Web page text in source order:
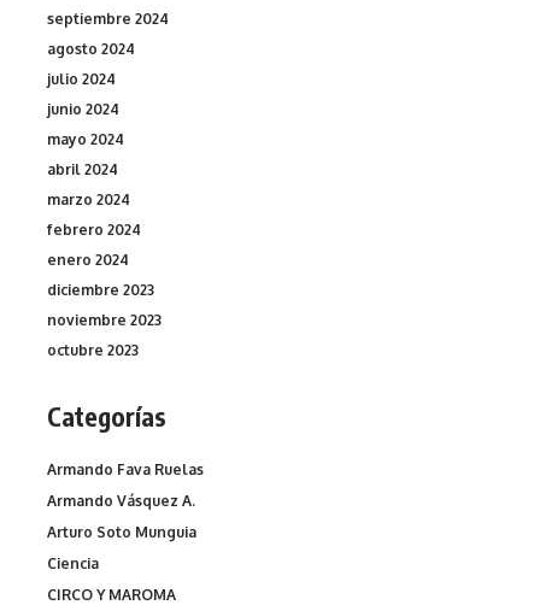
septiembre 2024
agosto 2024
julio 2024
junio 2024
mayo 2024
abril 2024
marzo 2024
febrero 2024
enero 2024
diciembre 2023
noviembre 2023
octubre 2023
Categorías
Armando Fava Ruelas
Armando Vásquez A.
Arturo Soto Munguia
Ciencia
CIRCO Y MAROMA